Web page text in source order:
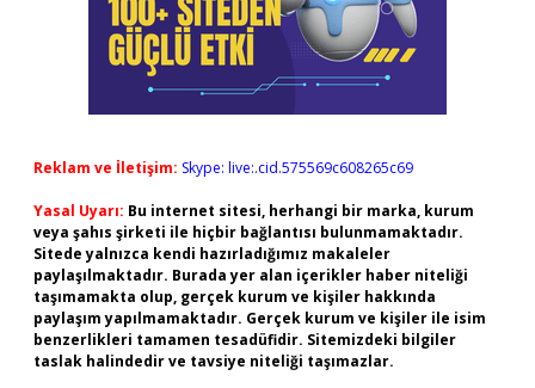
Reklam ve İletişim: Skype: live:.cid.575569c608265c69
Yasal Uyarı: Bu internet sitesi, herhangi bir marka, kurum
veya şahıs şirketi ile hiçbir bağlantısı bulunmamaktadır.
Sitede yalnızca kendi hazırladığımız makaleler
paylaşılmaktadır. Burada yer alan içerikler haber niteliği
taşımamakta olup, gerçek kurum ve kişiler hakkında
paylaşım yapılmamaktadır. Gerçek kurum ve kişiler ile isim
benzerlikleri tamamen tesadüfidir. Sitemizdeki bilgiler
taslak halindedir ve tavsiye niteliği taşımazlar.